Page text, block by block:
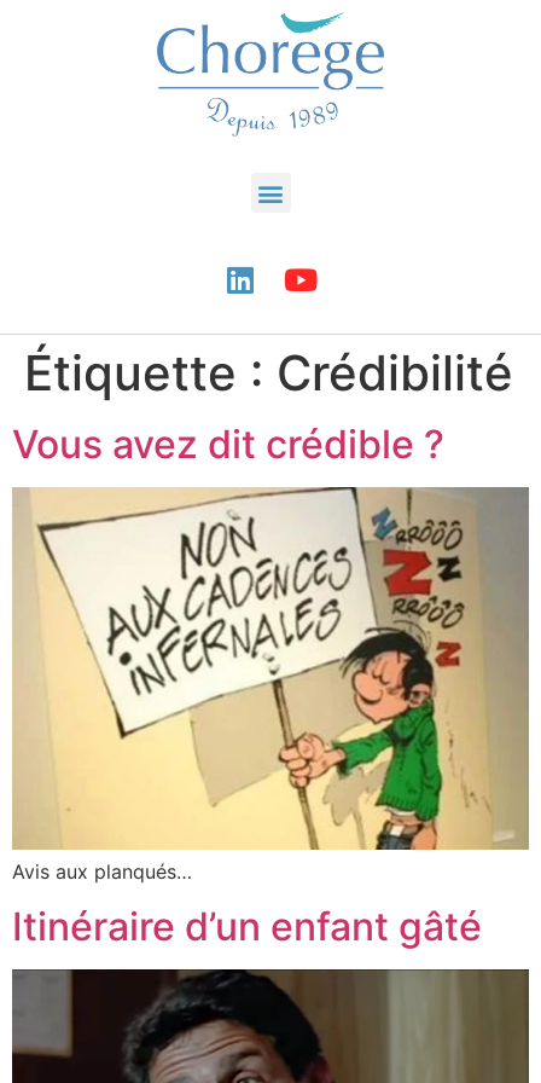
Étiquette : Crédibilité
Vous avez dit crédible ?
Avis aux planqués…
Itinéraire d’un enfant gâté